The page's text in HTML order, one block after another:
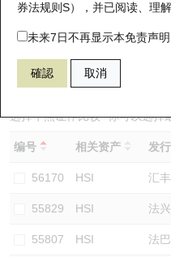
券法规则S），并已阅读、理
未来7日不再显示本免责声明
確認 取消
66907 瑞银牛证
选择牛熊证作比较 *你可以选择
编号 相关资产 发
56170 HSI 汇丰
55829 HSI 法兴
55807 HSI 法巴
即将到期认股证
认股证到期结算价查找
认股证分析仪
认股证速算机
认股证/牛熊证日志
牛熊证街货分布图
正股牛熊证列表
新发行瑞银牛熊证
已收回牛熊证剩余价值
牛熊证到期结算价查找
十天股证占大市成交
资金流
街货统计
三十大平均引伸波幅
恒指成份股
国指成份股
科指成份股
相关资产沽空
中资ETFs溢价比较
讲座及教育短片
认股证投资者教育
牛熊证投资者教育
认股证牛熊证常问问题